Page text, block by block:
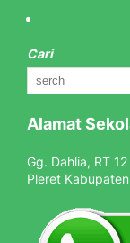
Cari
Alamat
Gg. Dahlia, RT
Pleret